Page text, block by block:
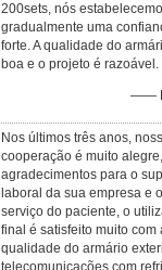
200sets, nós
gradualmente uma
forte. A qualidade do
boa e o projeto é razoável.
——
Nos últimos três anos,
cooperação é muito alegre,
agradecimentos para o
laboral da sua empresa e o
serviço do paciente, o
final é satisfeito muito com
qualidade do armário
telecomunicações com